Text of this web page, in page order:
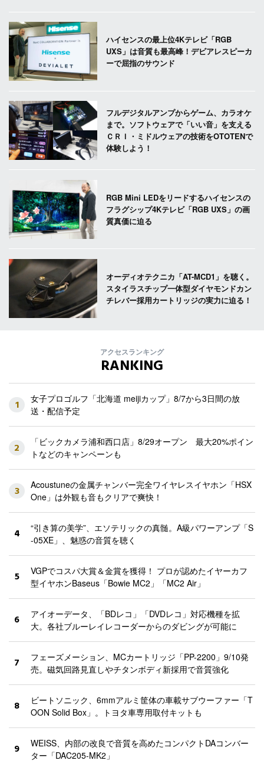
ハイセンスの最上位4Kテレビ「RGB
UXS」は音質も最高峰！デビアレスピーカ
ーで屈指のサウンド
フルデジタルアンプからゲーム、カラオケ
まで。ソフトウェアで「いい音」を支える
ＣＲＩ・ミドルウェアの技術をOTOTENで
体験しよう！
RGB Mini LEDをリードするハイセンスの
フラグシップ4Kテレビ「RGB UXS」の画
質真価に迫る
オーディオテクニカ「AT-MCD1」を聴く。
スタイラスチップ一体型ダイヤモンドカン
チレバー採用カートリッジの実力に迫る！
アクセスランキング
RANKING
1
女子プロゴルフ「北海道 meijiカップ」8/7から3日間の放
送・配信予定
2
「ビックカメラ浦和西口店」8/29オープン 最大20%ポイン
トなどのキャンペーンも
3
Acoustuneの金属チャンバー完全ワイヤレスイヤホン「HSX
One」は外観も音もクリアで爽快！
4
“引き算の美学”、エソテリックの真髄。A級パワーアンプ「S
-05XE」、魅惑の音質を聴く
5
VGPでコスパ大賞＆金賞を獲得！ プロが認めたイヤーカフ
型イヤホンBaseus「Bowie MC2」「MC2 Air」
6
アイオーデータ、「BDレコ」「DVDレコ」対応機種を拡
大。各社ブルーレイレコーダーからのダビングが可能に
7
フェーズメーション、MCカートリッジ「PP-2200」9/10発
売。磁気回路見直しやチタンボディ新採用で音質強化
8
ビートソニック、6mmアルミ筐体の車載サブウーファー「T
OON Solid Box」。トヨタ車専用取付キットも
9
WEISS、内部の改良で音質を高めたコンパクトDAコンバー
ター「DAC205-MK2」